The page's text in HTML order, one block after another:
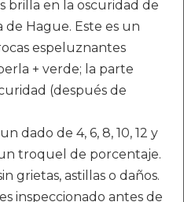
brilla en la oscuridad de
de Hague. Este es un
espeluznantes
+ verde; la parte
(después de
dado de 4, 6, 8, 10, 12 y
troquel de porcentaje.
grietas, astillas o daños.
inspeccionado antes de